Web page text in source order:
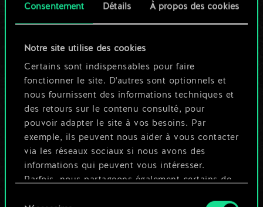
Consentement Détails À propos des cookies
Notre site utilise des cookies
Certains sont indispensables pour faire
fonctionner le site. D'autres sont optionnels et
nous fournissent des informations techniques et
des retours sur le contenu consulté, pour
pouvoir adapter le site à vos besoins. Par
exemple, ils peuvent nous aider à vous contacter
via les réseaux sociaux si nous avons des
informations qui peuvent vous intéresser.
Parfois, nous partageons également certains de
n'est qu'un jeu de
cartes partagé.
Mais cela peut être
tellement plus !
Nommer ce jeu et créer un guide
Modifier le jeu